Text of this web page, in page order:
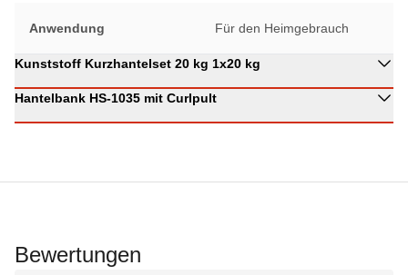
Anwendung Für den Heimgebrauch
Kunststoff Kurzhantelset 20 kg 1x20 kg
Hantelbank HS-1035 mit Curlpult
Bewertungen